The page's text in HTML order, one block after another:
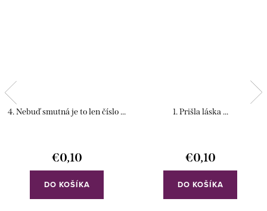
4. Nebuď smutná je to len číslo ...
€0,10
DO KOŠÍKA
1. Prišla láska ...
€0,10
DO KOŠÍKA